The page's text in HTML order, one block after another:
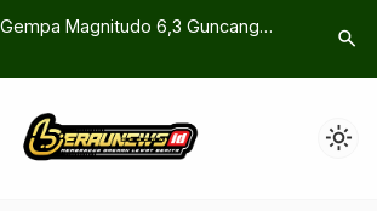
Gempa Magnitudo 6,3 Guncang
Hingga Berau
Malam
search
light_mode